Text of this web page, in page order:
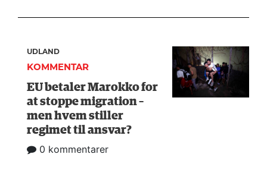
UDLAND
KOMMENTAR
EU betaler Marokko for
at stoppe migration –
men hvem stiller
regimet til ansvar?
0 kommentarer